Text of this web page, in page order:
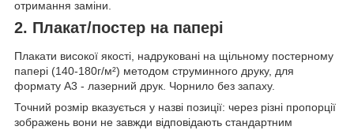
отримання заміни.
2. Плакат/постер на папері
Плакати високої якості, надруковані на щільному постерному
папері (140-180г/м²) методом струминного друку, для
формату А3 - лазерний друк. Чорнило без запаху.
Точний розмір вказується у назві позиції: через різні пропорції
зображень вони не завжди відповідають стандартним